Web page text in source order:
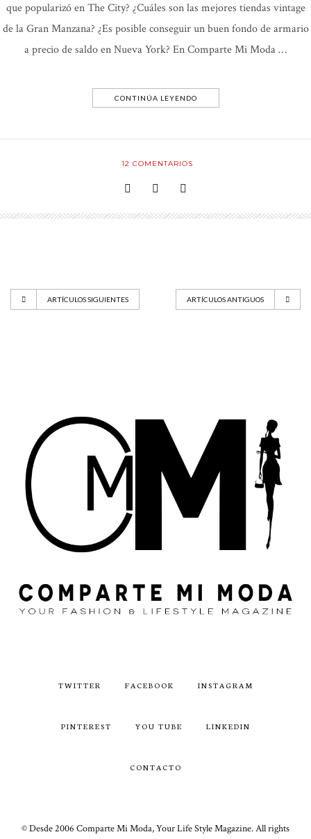
que popularizó en The City? ¿Cuáles son las mejores tiendas vintage
de la Gran Manzana? ¿Es posible conseguir un buen fondo de armario
a precio de saldo en Nueva York? En Comparte Mi Moda …
CONTINÚA LEYENDO
12 COMENTARIOS
ARTÍCULOS SIGUIENTES ARTÍCULOS ANTIGUOS
TWITTER FACEBOOK INSTAGRAM
PINTEREST YOU TUBE LINKEDIN
CONTACTO
© Desde 2006 Comparte Mi Moda, Your Life Style Magazine. All rights